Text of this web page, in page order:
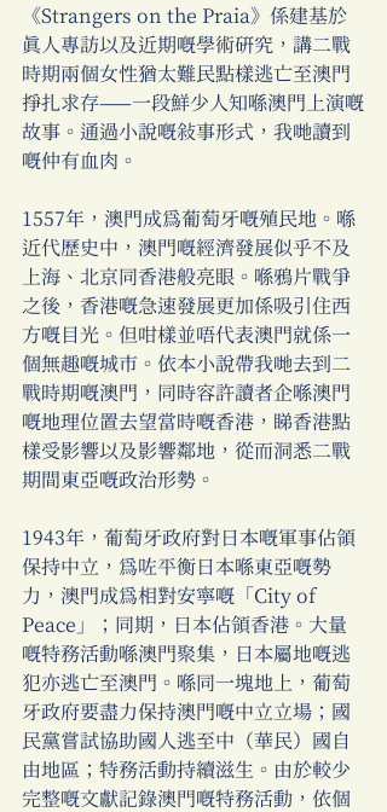
《Strangers on the Praia》係建基於
真人專訪以及近期嘅學術研究，講二戰
時期兩個女性猶太難民點樣逃亡至澳門
掙扎求存——一段鮮少人知喺澳門上演嘅
故事。通過小說嘅敘事形式，我哋讀到
嘅仲有血肉。
1557年，澳門成為葡萄牙嘅殖民地。喺
近代歷史中，澳門嘅經濟發展似乎不及
上海、北京同香港般亮眼。喺鴉片戰爭
之後，香港嘅急速發展更加係吸引住西
方嘅目光。但咁樣並唔代表澳門就係一
個無趣嘅城市。依本小說帶我哋去到二
戰時期嘅澳門，同時容許讀者企喺澳門
嘅地理位置去望當時嘅香港，睇香港點
樣受影響以及影響鄰地，從而洞悉二戰
期間東亞嘅政治形勢。
1943年，葡萄牙政府對日本嘅軍事佔領
保持中立，為咗平衡日本喺東亞嘅勢
力，澳門成為相對安寧嘅「City of
Peace」；同期，日本佔領香港。大量
嘅特務活動喺澳門聚集，日本屬地嘅逃
犯亦逃亡至澳門。喺同一塊地上，葡萄
牙政府要盡力保持澳門嘅中立立場；國
民黨嘗試協助國人逃至中（華民）國自
由地區；特務活動持續滋生。由於較少
完整嘅文獻記錄澳門嘅特務活動，依個